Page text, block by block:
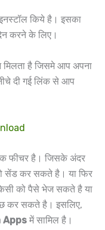
किये है। इसका
करने के लिए।
है जिसमे आप अपना
दी गई लिंक से आप
फीचर है। जिसके अंदर
सेंड कर सकते है। या फिर
को पैसे भेज सकते है या
कर सकते है। इसलिए,
Apps में सामिल है।